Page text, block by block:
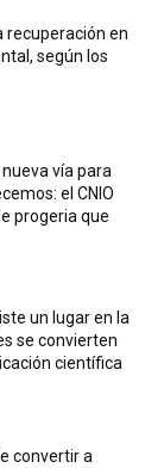
recuperación en
según los
vía para
el CNIO
progeria que
un lugar en la
se convierten
científica
convertir a